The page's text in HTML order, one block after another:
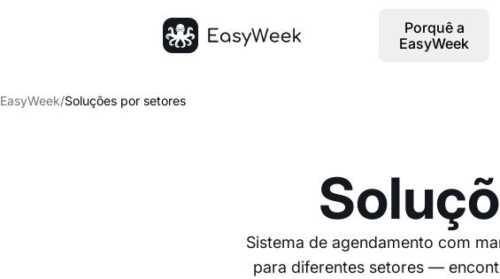
EasyWeek/Soluções por setores
Sistema de agendamento com
para diferentes setores —
Porquê a
EasyWeek